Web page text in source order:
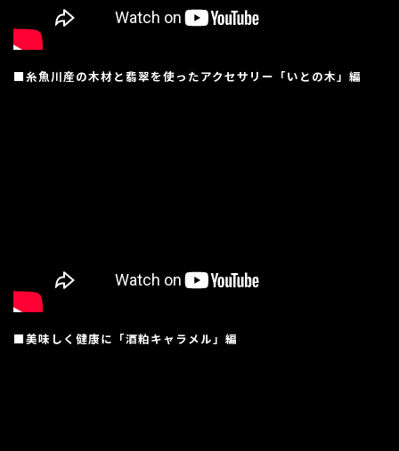
■糸魚川産の木材と翡翠を使ったアクセサリー「いとの木」編
■美味しく健康に「酒粕キャラメル」編